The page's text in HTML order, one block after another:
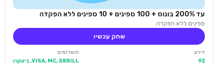
עד 200% בונוס + 100 ספינים + 10 ספינים ללא הפקדה
ספינים ללא הפקדה
שחק עכשיו
דירוג
92
תשלומים
VISA, MC, SKRILL, ביטקוין